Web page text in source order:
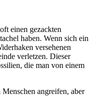
einen gezackten
haben. Wenn sich ein
versehenen
verletzen. Dieser
die man von einem
angreifen, aber